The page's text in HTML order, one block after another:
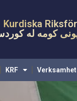
Kurdiska
کومه له
KRF